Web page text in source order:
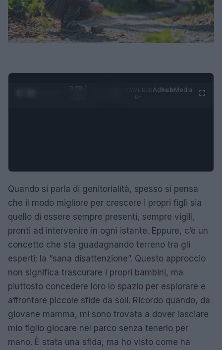
0:28 /
AdhubMedia
Quando si parla di genitorialità, spesso si pensa
che il modo migliore per crescere i propri figli sia
quello di essere sempre presenti, sempre vigili,
pronti ad intervenire in ogni istante. Eppure, c’è un
concetto che sta guadagnando terreno tra gli
esperti: la “sana disattenzione”. Questo approccio
non significa trascurare i propri bambini, ma
piuttosto concedere loro lo spazio per esplorare e
affrontare piccole sfide da soli. Ricordo quando, da
giovane mamma, mi sono trovata a dover lasciare
mio figlio giocare nel parco senza tenerlo per
mano. È stata una sfida, ma ho visto come ha